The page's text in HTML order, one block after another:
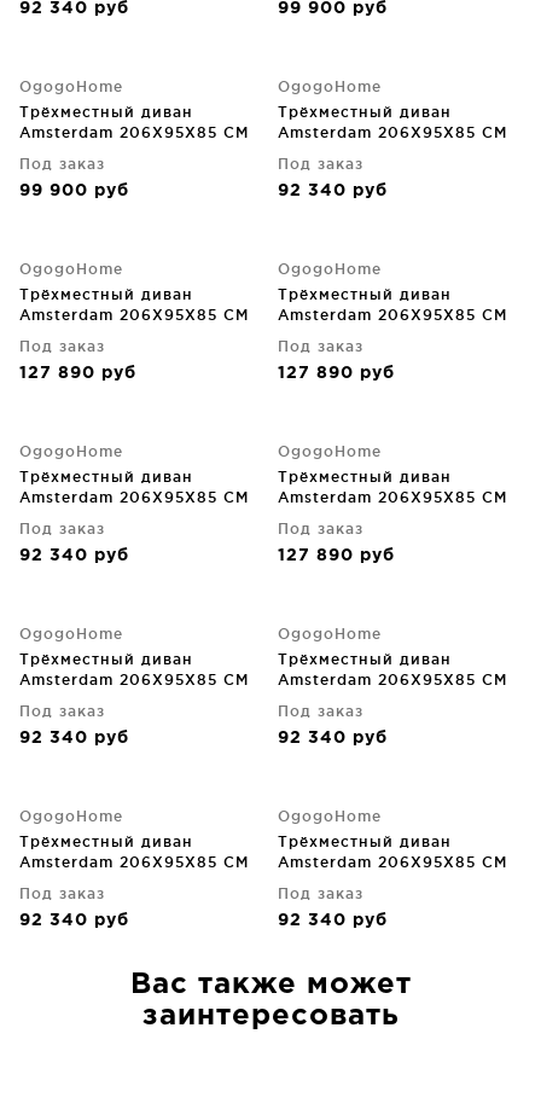
92 340 руб 99 900 руб
OgogoHome
Трёхместный диван
Amsterdam 206X95X85 CM
Под заказ
99 900 руб
OgogoHome
Трёхместный диван
Amsterdam 206X95X85 CM
Под заказ
92 340 руб
OgogoHome
Трёхместный диван
Amsterdam 206X95X85 CM
Под заказ
127 890 руб
OgogoHome
Трёхместный диван
Amsterdam 206X95X85 CM
Под заказ
127 890 руб
OgogoHome
Трёхместный диван
Amsterdam 206X95X85 CM
Под заказ
92 340 руб
OgogoHome
Трёхместный диван
Amsterdam 206X95X85 CM
Под заказ
127 890 руб
OgogoHome
Трёхместный диван
Amsterdam 206X95X85 CM
Под заказ
92 340 руб
OgogoHome
Трёхместный диван
Amsterdam 206X95X85 CM
Под заказ
92 340 руб
OgogoHome
Трёхместный диван
Amsterdam 206X95X85 CM
Под заказ
92 340 руб
OgogoHome
Трёхместный диван
Amsterdam 206X95X85 CM
Под заказ
92 340 руб
Вас также может
заинтересовать